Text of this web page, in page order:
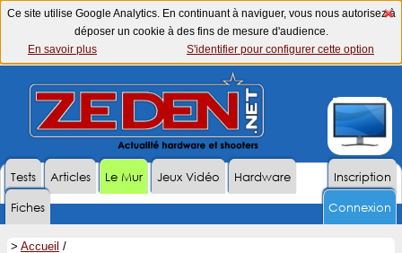
Ce site utilise Google Analytics. En continuant à naviguer, vous nous autorisez à
déposer un cookie à des fins de mesure d'audience.
En savoir plus
S'identifier pour configurer cette option
Inscription
Tests Articles Le Mur Jeux Vidéo
Hardware
Fiches
Connexion
> Accueil /